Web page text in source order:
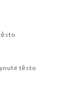
těsto